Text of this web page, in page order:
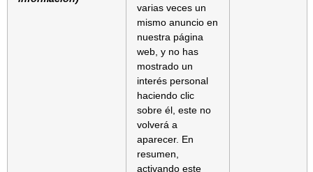
varias veces un
mismo anuncio en
nuestra página
web, y no has
mostrado un
interés personal
haciendo clic
sobre él, este no
volverá a
aparecer. En
resumen,
activando este